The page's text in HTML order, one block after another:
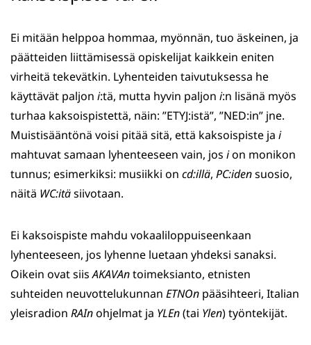
Ei mitään helppoa hommaa, myönnän, tuo äskeinen, ja
päätteiden liittämisessä opiskelijat kaikkein eniten
virheitä tekevätkin. Lyhenteiden taivutuksessa he
käyttävät paljon i:tä, mutta hyvin paljon i:n lisänä myös
turhaa kaksoispistettä, näin: ”ETYJ:istä”, ”NED:in” jne.
Muistisääntönä voisi pitää sitä, että kaksoispiste ja i
mahtuvat samaan lyhenteeseen vain, jos ion monikon
tunnus; esimerkiksi: musiikki on cd:illä, PC:idensuosio,
näitä WC:itäsiivotaan.
Ei kaksoispiste mahdu vokaaliloppuiseenkaan
lyhenteeseen, jos lyhenne luetaan yhdeksi sanaksi.
Oikein ovat siisAKAVAntoimeksianto, etnisten
suhteiden neuvottelukunnan ETNOn pääsihteeri, Italian
yleisradion RAInohjelmat ja YLEn(tai Ylen) työntekijät.